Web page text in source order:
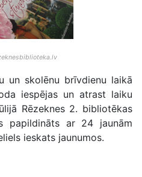
skolēnu brīvdienu laikā
iespējas un atrast laiku
Rēzeknes 2. bibliotēkas
papildināts ar 24 jaunām
ieskats jaunumos.